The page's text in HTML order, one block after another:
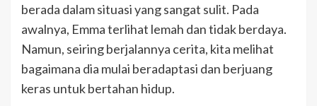
berada dalam situasi yang sangat sulit. Pada
awalnya, Emma terlihat lemah dan tidak berdaya.
Namun, seiring berjalannya cerita, kita melihat
bagaimana dia mulai beradaptasi dan berjuang
keras untuk bertahan hidup.